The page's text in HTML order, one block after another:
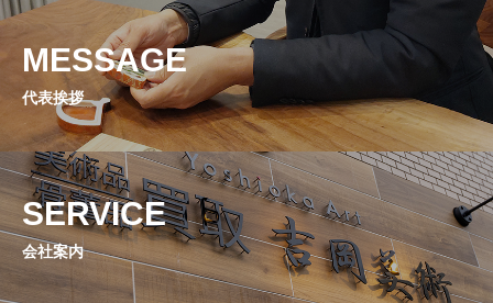
FAQ
よくある質問
INQUIRY
お問い合わせ
RECRUIT
採用情報
骨董買取
MESSAGE
代表挨拶
SERVICE
会社案内